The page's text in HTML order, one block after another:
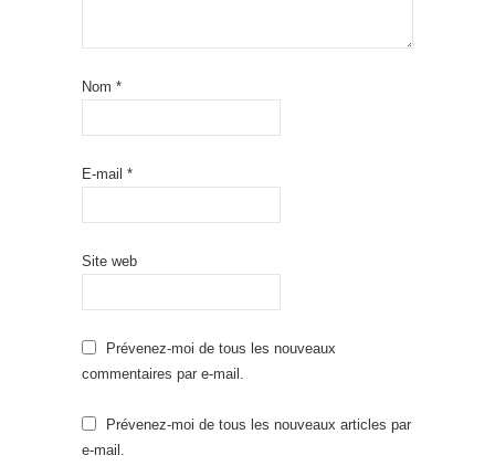
Nom *
E-mail *
Site web
Prévenez-moi de tous les nouveaux
commentaires par e-mail.
Prévenez-moi de tous les nouveaux articles par
e-mail.